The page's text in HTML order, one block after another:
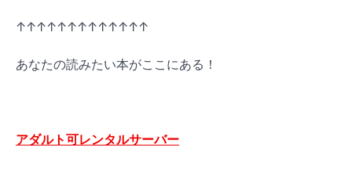
↑↑↑↑↑↑↑↑↑↑↑↑↑
あなたの読みたい本がここにある！
アダルト可レンタルサーバー